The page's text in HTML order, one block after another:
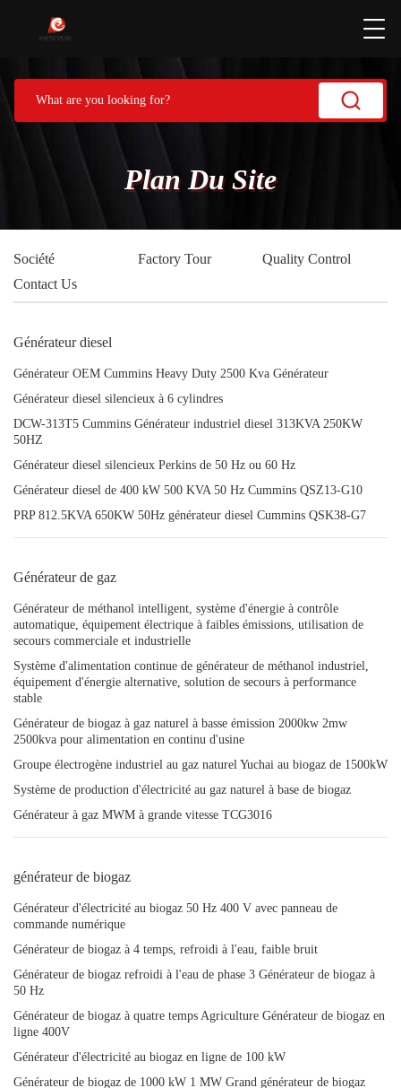
Plan Du Site
Société Factory Tour
Quality Control
Contact Us
Générateur diesel
Générateur OEM Cummins Heavy Duty 2500 Kva Générateur
Générateur diesel silencieux à 6 cylindres
DCW-313T5 Cummins Générateur industriel diesel 313KVA 250KW
50HZ
Générateur diesel silencieux Perkins de 50 Hz ou 60 Hz
Générateur diesel de 400 kW 500 KVA 50 Hz Cummins QSZ13-G10
PRP 812.5KVA 650KW 50Hz générateur diesel Cummins QSK38-G7
Générateur de gaz
Générateur de méthanol intelligent, système d'énergie à contrôle
automatique, équipement électrique à faibles émissions, utilisation de
secours commerciale et industrielle
Système d'alimentation continue de générateur de méthanol industriel,
équipement d'énergie alternative, solution de secours à performance
stable
Générateur de biogaz à gaz naturel à basse émission 2000kw 2mw
2500kva pour alimentation en continu d'usine
Groupe électrogène industriel au gaz naturel Yuchai au biogaz de 1500kW
Système de production d'électricité au gaz naturel à base de biogaz
Générateur à gaz MWM à grande vitesse TCG3016
générateur de biogaz
Générateur d'électricité au biogaz 50 Hz 400 V avec panneau de
commande numérique
Générateur de biogaz à 4 temps, refroidi à l'eau, faible bruit
Générateur de biogaz refroidi à l'eau de phase 3 Générateur de biogaz à
50 Hz
Générateur de biogaz à quatre temps Agriculture Générateur de biogaz en
ligne 400V
Générateur d'électricité au biogaz en ligne de 100 kW
Générateur de biogaz de 1000 kW 1 MW Grand générateur de biogaz